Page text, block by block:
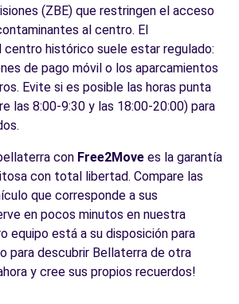
(ZBE) que restringen el acceso
al centro. El
centro histórico suele estar regulado:
de pago móvil o los aparcamientos
Evite si es posible las horas punta
las 8:00-9:30 y las 18:00-20:00) para
con Free2Move es la garantía
con total libertad. Compare las
que corresponde a sus
en pocos minutos en nuestra
equipo está a su disposición para
para descubrir Bellaterra de otra
y cree sus propios recuerdos!